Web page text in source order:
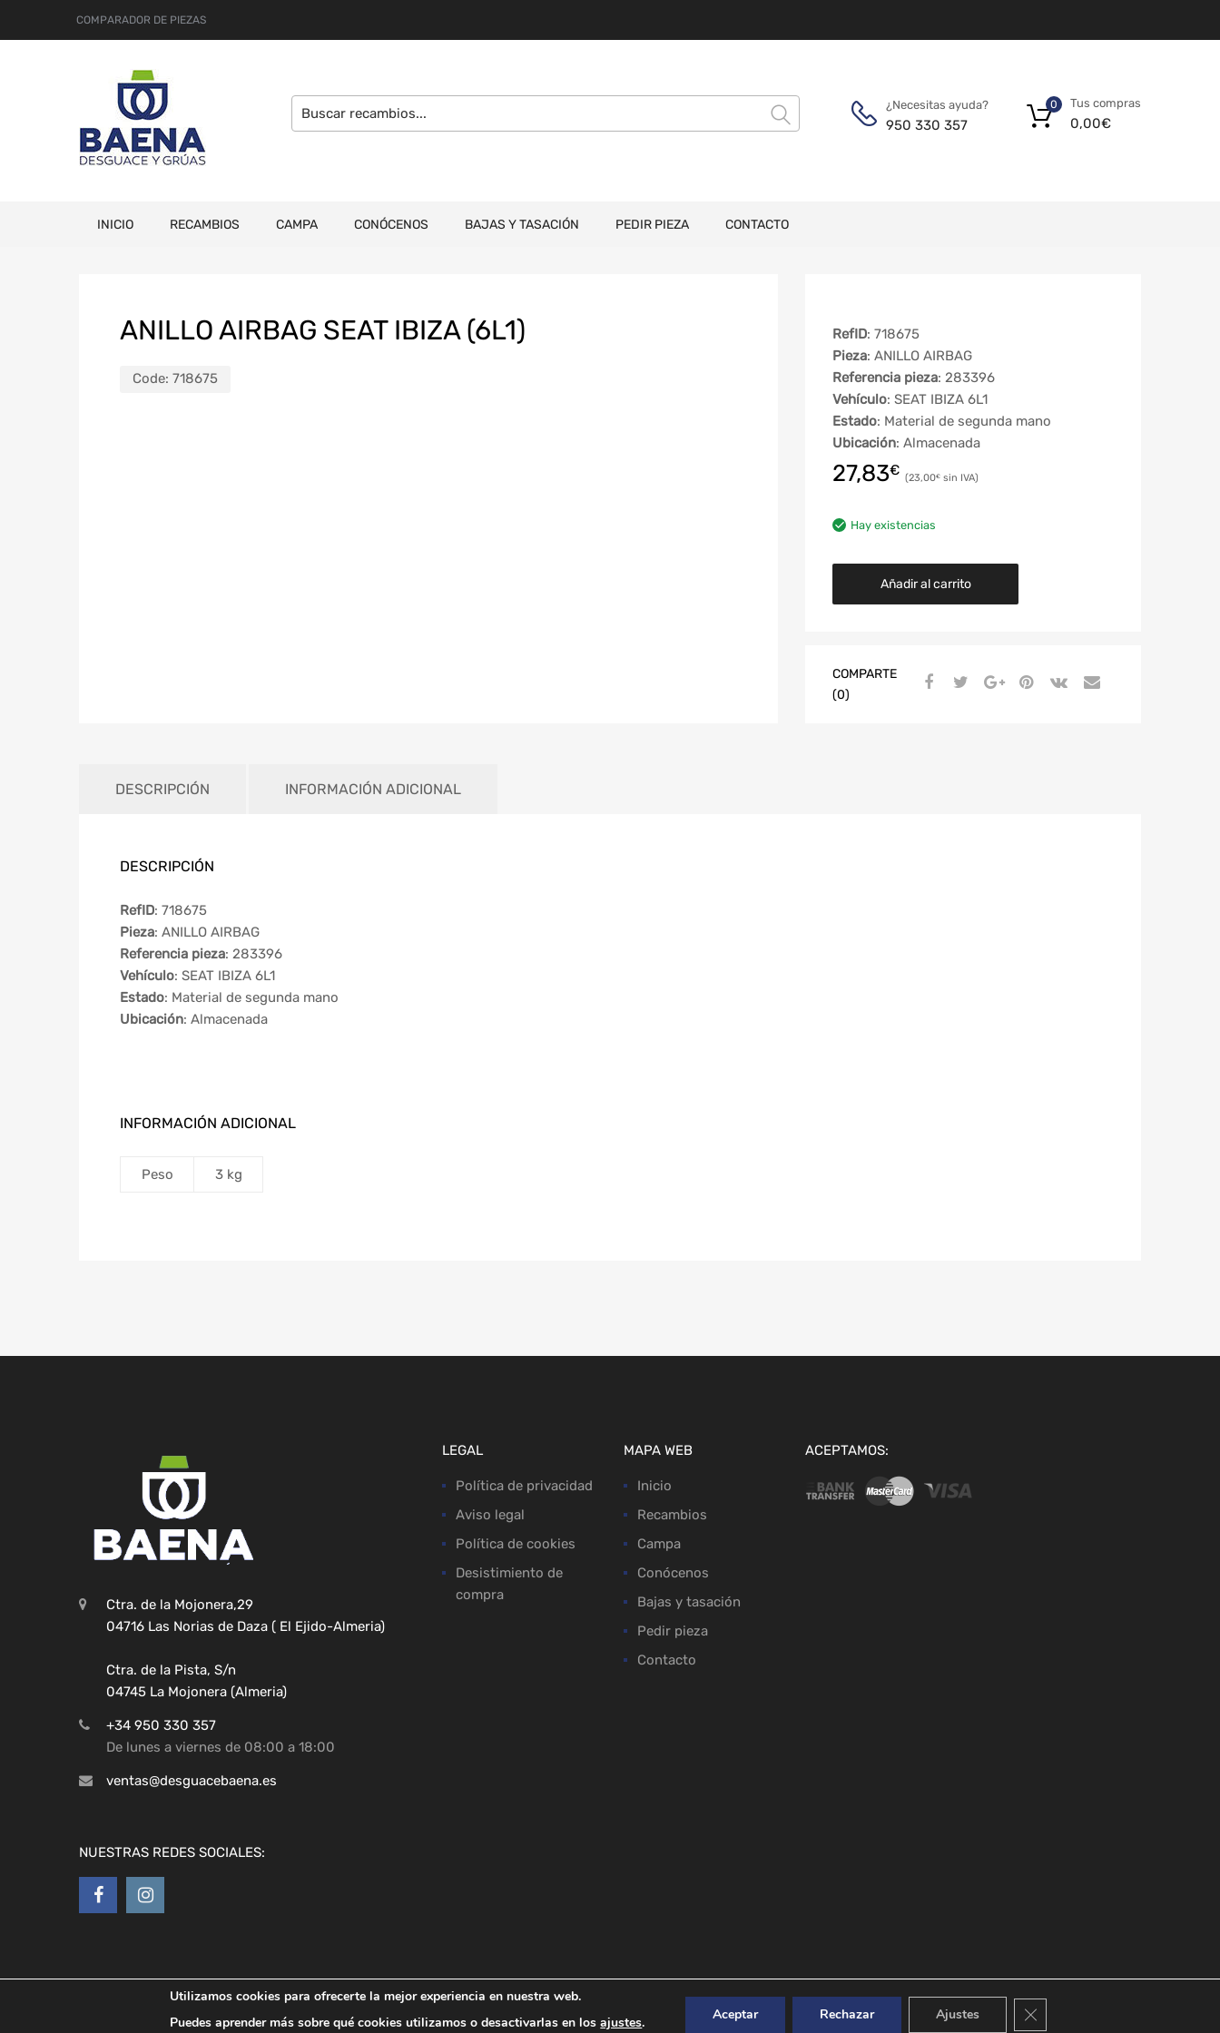
COMPARADOR DE PIEZAS
¿Necesitas ayuda?
950 330 357
Tus compras
0,00€
0
INICIO RECAMBIOS CAMPA CONÓCENOS BAJAS Y TASACIÓN PEDIR PIEZA CONTACTO
ANILLO AIRBAG SEAT IBIZA (6L1)
Code: 718675
RefID: 718675
Pieza: ANILLO AIRBAG
Referencia pieza: 283396
Vehículo: SEAT IBIZA 6L1
Estado: Material de segunda mano
Ubicación: Almacenada
27,83€ 23,00€
Hay existencias
Añadir al carrito
COMPARTE
(0)
DESCRIPCIÓN INFORMACIÓN ADICIONAL
DESCRIPCIÓN
RefID: 718675
Pieza: ANILLO AIRBAG
Referencia pieza: 283396
Vehículo: SEAT IBIZA 6L1
Estado: Material de segunda mano
Ubicación: Almacenada
INFORMACIÓN ADICIONAL
Peso 3 kg
Ctra. de la Mojonera,29
04716 Las Norias de Daza ( El Ejido-Almeria)
Ctra. de la Pista, S/n
04745 La Mojonera (Almeria)
+34 950 330 357
De lunes a viernes de 08:00 a 18:00
ventas@desguacebaena.es
NUESTRAS REDES SOCIALES:
LEGAL
Política de privacidad
Aviso legal
Política de cookies
Desistimiento de
compra
MAPA WEB
Inicio
Recambios
Campa
Conócenos
Bajas y tasación
Pedir pieza
Contacto
ACEPTAMOS:
Desguaces Baena
Utilizamos cookies para ofrecerte la mejor experiencia en nuestra web.
Puedes aprender más sobre qué cookies utilizamos o desactivarlas en losajustes. Aceptar Rechazar Ajustes Cerrar el banner de cookies RGPD